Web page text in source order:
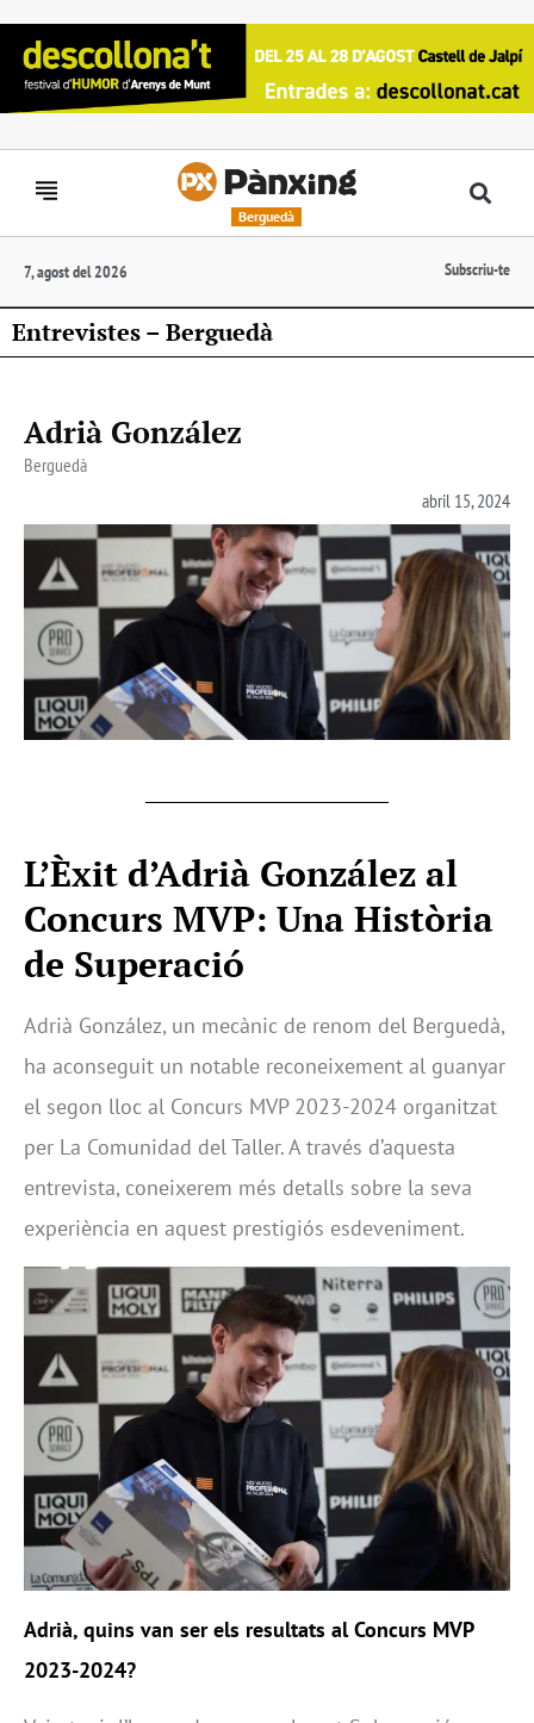
Berguedà
7, agost del 2026 Subscriu-te
Entrevistes – Berguedà
Adrià González
Berguedà
abril 15, 2024
L’Èxit d’Adrià González al
Concurs MVP: Una Història
de Superació
Adrià González, un mecànic de renom del Berguedà,
ha aconseguit un notable reconeixement al guanyar
el segon lloc al Concurs MVP 2023-2024 organitzat
per La Comunidad del Taller. A través d’aquesta
entrevista, coneixerem més detalls sobre la seva
experiència en aquest prestigiós esdeveniment.
Adrià, quins van ser els resultats al Concurs MVP
2023-2024?